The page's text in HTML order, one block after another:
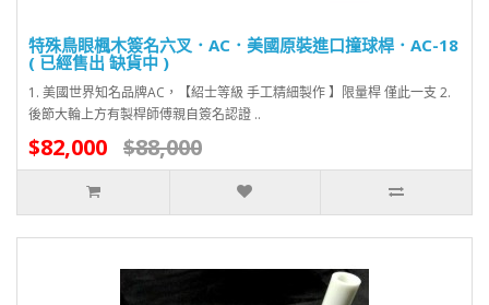
特殊鳥眼楓木簽名六叉．AC．美國原裝進口撞球桿．AC-18
( 已經售出 缺貨中 )
1. 美國世界知名品牌AC，【紹士等級 手工精細製作 】限量桿 僅此一支 2.
後節大輪上方有製桿師傅親自簽名認證 ..
$82,000 $88,000